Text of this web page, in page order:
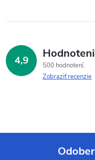
4,9
500 hodnotení
Zobraziť recenzie